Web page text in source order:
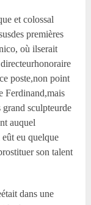
et colossal
premières
où ilserait
poste,non point
Ferdinand,mais
grand sculpteurde
auquel
eût eu quelque
son talent
dans une